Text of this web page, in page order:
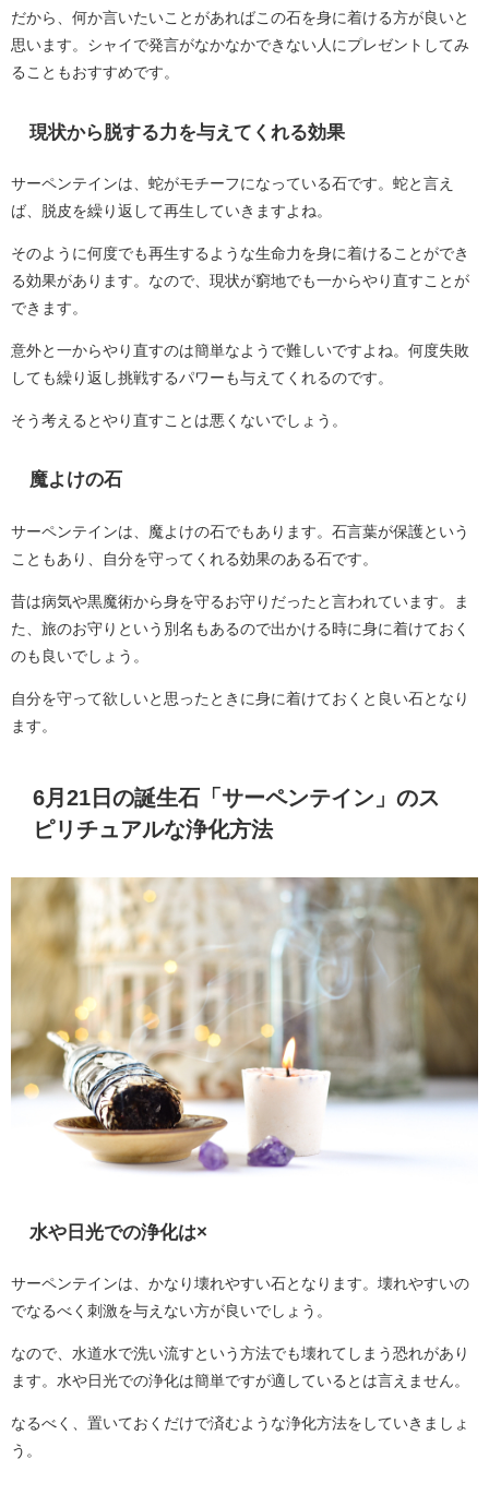
だから、何か言いたいことがあればこの石を身に着ける方が良いと
思います。シャイで発言がなかなかできない人にプレゼントしてみ
ることもおすすめです。
現状から脱する力を与えてくれる効果
サーペンテインは、蛇がモチーフになっている石です。蛇と言え
ば、脱皮を繰り返して再生していきますよね。
そのように何度でも再生するような生命力を身に着けることができ
る効果があります。なので、現状が窮地でも一からやり直すことが
できます。
意外と一からやり直すのは簡単なようで難しいですよね。何度失敗
しても繰り返し挑戦するパワーも与えてくれるのです。
そう考えるとやり直すことは悪くないでしょう。
魔よけの石
サーペンテインは、魔よけの石でもあります。石言葉が保護という
こともあり、自分を守ってくれる効果のある石です。
昔は病気や黒魔術から身を守るお守りだったと言われています。ま
た、旅のお守りという別名もあるので出かける時に身に着けておく
のも良いでしょう。
自分を守って欲しいと思ったときに身に着けておくと良い石となり
ます。
6月21日の誕生石「サーペンテイン」のス
ピリチュアルな浄化方法
水や日光での浄化は×
サーペンテインは、かなり壊れやすい石となります。壊れやすいの
でなるべく刺激を与えない方が良いでしょう。
なので、水道水で洗い流すという方法でも壊れてしまう恐れがあり
ます。水や日光での浄化は簡単ですが適しているとは言えません。
なるべく、置いておくだけで済むような浄化方法をしていきましょ
う。